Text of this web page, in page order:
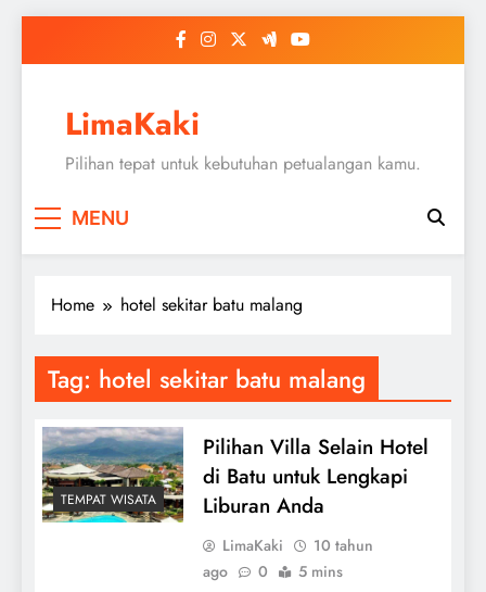
LimaKaki
Pilihan tepat untuk kebutuhan petualangan kamu.
MENU
Home hotel sekitar batu malang
Tag: hotel sekitar batu malang
TEMPAT WISATA
Pilihan Villa Selain Hotel
di Batu untuk Lengkapi
Liburan Anda
LimaKaki
10 tahun
ago
0 5 mins